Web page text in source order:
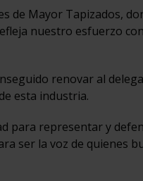
de Mayor Tapizados,
nuestro esfuerzo
renovar al
esta industria.
para representar y
ser la voz de quienes